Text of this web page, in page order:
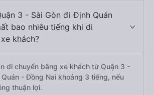
3 - Sài Gòn đi Định Quán
bao nhiêu tiếng khi di
khách?
di chuyển bằng xe khách từ Quận 3 -
Quán - Đồng Nai khoảng 3 tiếng, nếu
thuận lợi.